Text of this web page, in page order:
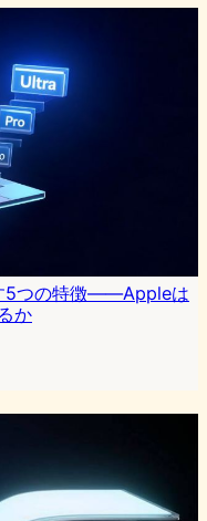
5つの特徴――Appleは
か